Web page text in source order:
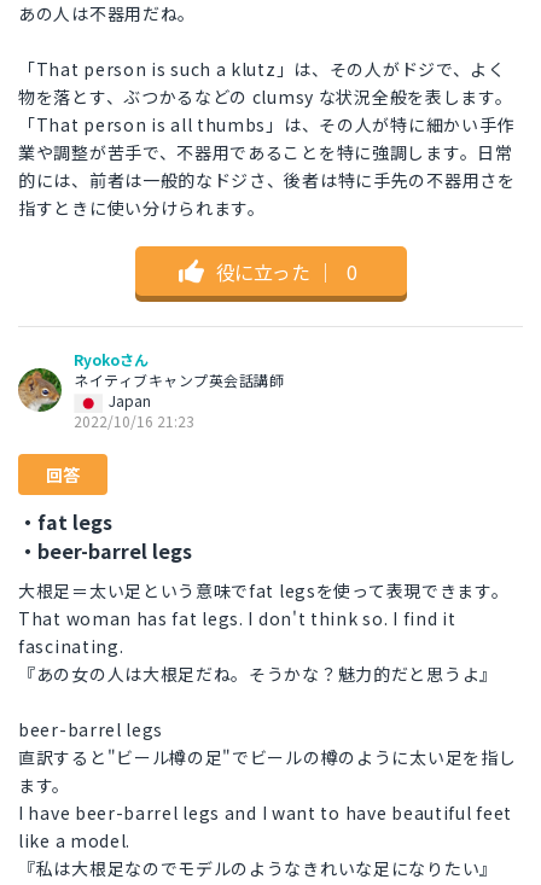
あの人は不器用だね。
「That person is such a klutz」は、その人がドジで、よく
物を落とす、ぶつかるなどの clumsy な状況全般を表します。
「That person is all thumbs」は、その人が特に細かい手作
業や調整が苦手で、不器用であることを特に強調します。日常
的には、前者は一般的なドジさ、後者は特に手先の不器用さを
指すときに使い分けられます。
役に立った ｜ 0
Ryokoさん
ネイティブキャンプ英会話講師
Japan
2022/10/16 21:23
回答
・fat legs
・beer-barrel legs
大根足＝太い足という意味でfat legsを使って表現できます。
That woman has fat legs. I don't think so. I find it
fascinating.
『あの女の人は大根足だね。そうかな？魅力的だと思うよ』
beer-barrel legs
直訳すると"ビール樽の足"でビールの樽のように太い足を指し
ます。
I have beer-barrel legs and I want to have beautiful feet
like a model.
『私は大根足なのでモデルのようなきれいな足になりたい』